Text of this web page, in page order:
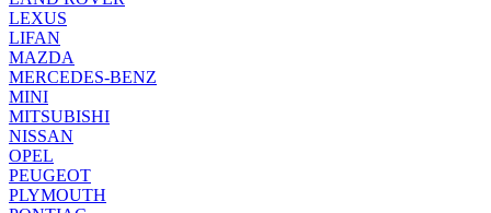
LEXUS
LIFAN
MAZDA
MERCEDES-BENZ
MINI
MITSUBISHI
NISSAN
OPEL
PEUGEOT
PLYMOUTH